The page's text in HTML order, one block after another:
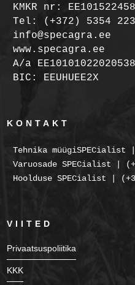
KMKR nr: EE101522458
Tel: (+372) 5354
info@specagra.ee
www.specagra.ee
A/a
BIC: EEUHUEE2X
KONTAKT
Tehnika müügiSPECialist
Varuosade SPECialist |
Hoolduse SPECialist |
VIITED
Privaatsuspoliitika
KKK